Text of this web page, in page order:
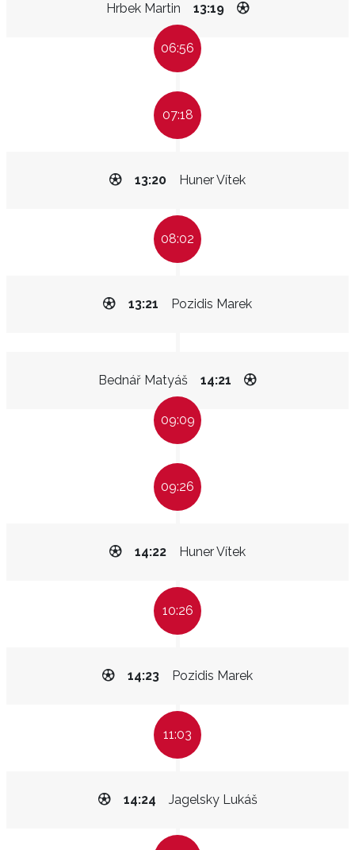
Hrbek Martin 13:19
06:56
07:18
Huner Vítek
13:20
08:02
Pozidis Marek
13:21
Bednář Matyáš 14:21
09:09
09:26
Huner Vítek
14:22
10:26
Pozidis Marek
14:23
11:03
Jagelsky Lukáš
14:24